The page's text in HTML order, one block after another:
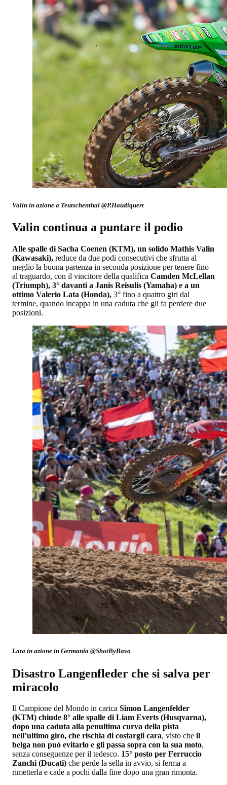
Valin in azione a Teutschenthal @P.Haudiquert
Valin continua a puntare il podio
Alle spalle di Sacha Coenen (KTM), un solido Mathis Valin
(Kawasaki), reduce da due podi consecutivi che sfrutta al
meglio la buona partenza in seconda posizione per tenere fino
al traguardo, con il vincitore della qualifica Camden McLellan
(Triumph), 3° davanti a Janis Reisulis (Yamaha) e a un
ottimo Valerio Lata (Honda), 3° fino a quattro giri dal
termine, quando incappa in una caduta che gli fa perdere due
posizioni.
Lata in azione in Germania @ShotByBavo
Disastro Langenfleder che si salva per
miracolo
Il Campione del Mondo in carica Simon Langenfelder
(KTM) chiude 8° alle spalle di Liam Everts (Husqvarna),
dopo una caduta alla penultima curva della pista
nell’ultimo giro, che rischia di costargli cara, visto che il
belga non può evitarlo e gli passa sopra con la sua moto,
senza conseguenze per il tedesco. 15° posto per Ferruccio
Zanchi (Ducati) che perde la sella in avvio, si ferma a
rimetterla e cade a pochi dalla fine dopo una gran rimonta.